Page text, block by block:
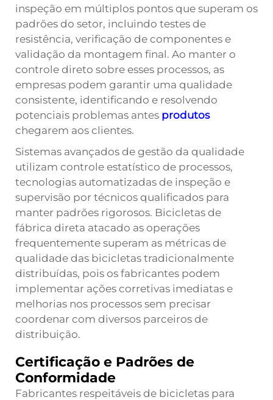
inspeção em múltiplos pontos que superam os
padrões do setor, incluindo testes de
resistência, verificação de componentes e
validação da montagem final. Ao manter o
controle direto sobre esses processos, as
empresas podem garantir uma qualidade
consistente, identificando e resolvendo
potenciais problemas antes produtos
chegarem aos clientes.
Sistemas avançados de gestão da qualidade
utilizam controle estatístico de processos,
tecnologias automatizadas de inspeção e
supervisão por técnicos qualificados para
manter padrões rigorosos. Bicicletas de
fábrica direta atacado as operações
frequentemente superam as métricas de
qualidade das bicicletas tradicionalmente
distribuídas, pois os fabricantes podem
implementar ações corretivas imediatas e
melhorias nos processos sem precisar
coordenar com diversos parceiros de
distribuição.
Certificação e Padrões de
Conformidade
Fabricantes respeitáveis de bicicletas para